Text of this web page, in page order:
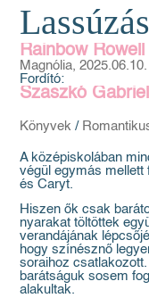
Lassúzás
Rainbow Rowell
Magnólia, 2025.06.10.
Fordító:
Szaszkó
Könyvek /
A középiskolában
végül egymás
és Caryt.
Hiszen ők csak
nyarakat töltöttek
verandájának
hogy színésznő
soraihoz
barátságuk sosem
alakultak.